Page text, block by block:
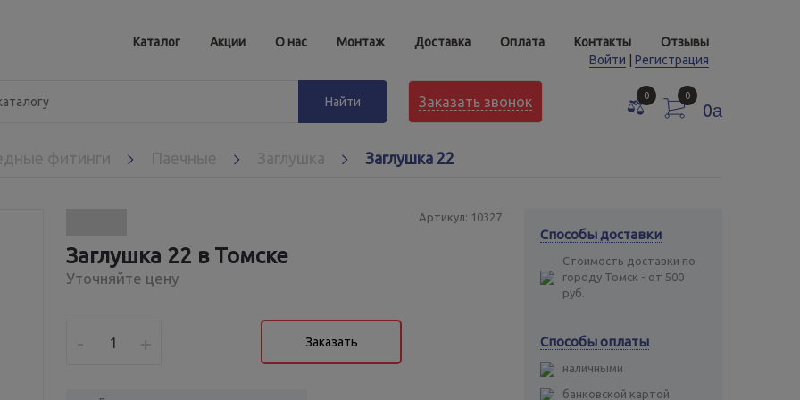
Каталог Акции О нас Монтаж Доставка Оплата Контакты
Отзывы
Войти
Регистрация
Заказать звонок 0 0
0a
фитинги Паечные Заглушка Заглушка 22
Артикул: 10327
Заглушка 22 в Томске
Уточняйте цену
- + Заказать
Способы доставки
Стоимость доставки по
городу Томск - от 500
руб.
Способы оплаты
наличными
банковской картой